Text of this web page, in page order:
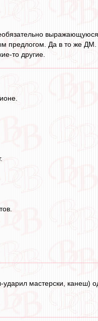
предлогом. Да в то же ДМ.
то другие.
мастерски, канеш)